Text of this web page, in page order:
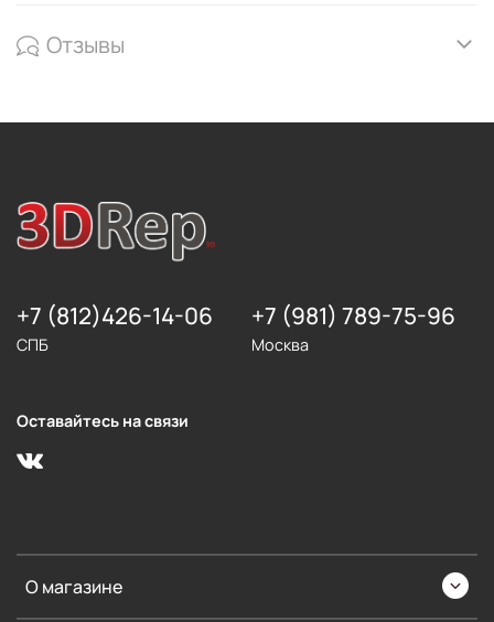
Отзывы
О магазине
+7 (812)426-14-06
СПБ
+7 (981) 789-75-96
Москва
Оставайтесь на связи